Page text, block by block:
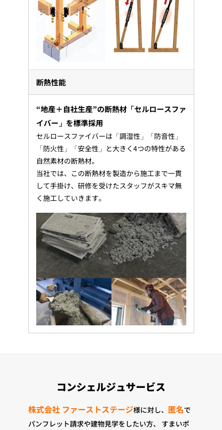
断熱性能
“地産＋自社生産”の断熱材「セルロースファ
イバー」を標準採用
セルロースファイバーは「調湿性」「防音性」
「防火性」「安全性」と大きく4つの特性がある
自然素材の断熱材。
当社では、この断熱材を製造から施工まで一貫
して手掛け、研修を受けたスタッフがスキマ無
く施工していきます。
コンシェルジュサービス
株式会社 ファーストステージ様に対し、 匿名で
パンフレット請求や建物見学をしたい方、
すまいポ